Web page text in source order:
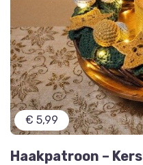
€ 5,99
Haakpatroon –